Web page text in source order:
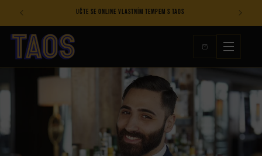
obsahu
Učte se online vlastním tempem s TAOS